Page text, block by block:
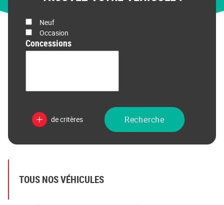
État
Neuf
Occasion
Concessions
de critères Recherche
TOUS NOS VÉHICULES